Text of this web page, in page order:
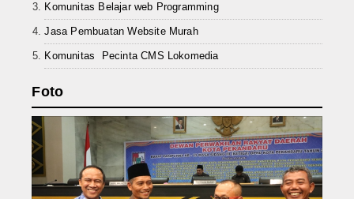
Komunitas Belajar web Programming
Jasa Pembuatan Website Murah
Komunitas Pecinta CMS Lokomedia
Foto